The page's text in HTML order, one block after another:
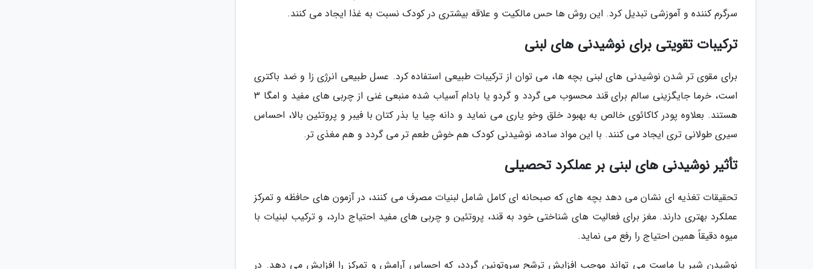
سرگرم کننده و آموزشی تبدیل کرد. این روش ها حس مالکیت و علاقه بیشتری در کودک نسبت به غذا ایجاد می کنند.
ترکیبات تقویتی برای نوشیدنی های لبنی
برای مقوی تر شدن نوشیدنی های لبنی بچه ها، می توان از ترکیبات طبیعی استفاده کرد. عسل طبیعی انرژی زا و ضد باکتری
است، خرما جایگزینی سالم برای قند محسوب می گردد و گردو یا بادام آسیاب شده منبعی غنی از چربی های مفید و امگا 3
هستند. بعلاوه پودر کاکائوی خالص به بهبود خلق وخو یاری می نماید و دانه چیا یا بذر کتان با فیبر و پروتئین بالا، احساس
سیری طولانی تری ایجاد می کنند. با این مواد ساده، نوشیدنی کودک هم خوش طعم تر می گردد و هم مغذی تر.
تأثیر نوشیدنی های لبنی بر عملکرد تحصیلی
تحقیقات تغذیه ای نشان می دهد بچه های که صبحانه ای کامل شامل لبنیات مصرف می کنند، در آزمون های حافظه و تمرکز
عملکرد بهتری دارند. مغز برای فعالیت های شناختی خود به قند، پروتئین و چربی های مفید احتیاج دارد، و ترکیب لبنیات با
میوه دقیقاً همین احتیاج را رفع می نماید.
نوشیدن شیر یا ماست می تواند موجب افزایش ترشح سروتونین گردد، که احساس آرامش و تمرکز را افزایش می دهد. در